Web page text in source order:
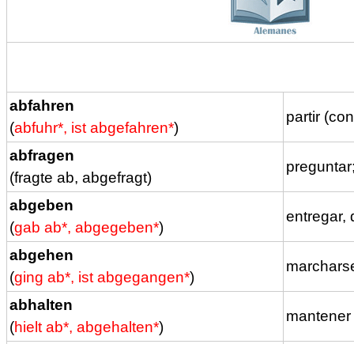
abfahren
(abfuhr*, ist abgefahren*)
partir
abfragen
(fragte ab, abgefragt)
abgeben
(gab ab*, abgegeben*)
entregar,
abgehen
(ging ab*, ist abgegangen*)
abhalten
(hielt ab*, abgehalten*)